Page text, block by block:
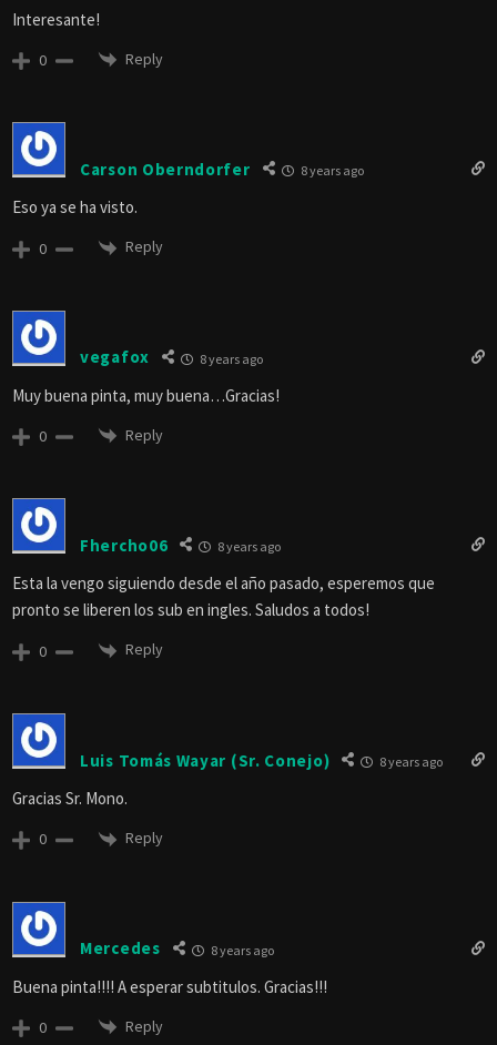
Interesante!
0 Reply
Carson Oberndorfer 8 years ago
Eso ya se ha visto.
0 Reply
vegafox 8 years ago
Muy buena pinta, muy buena…Gracias!
0 Reply
Fhercho06 8 years ago
Esta la vengo siguiendo desde el año pasado, esperemos que
pronto se liberen los sub en ingles. Saludos a todos!
0 Reply
Luis Tomás Wayar (Sr. Conejo) 8 years ago
Gracias Sr. Mono.
0 Reply
Mercedes 8 years ago
Buena pinta!!!! A esperar subtitulos. Gracias!!!
0 Reply